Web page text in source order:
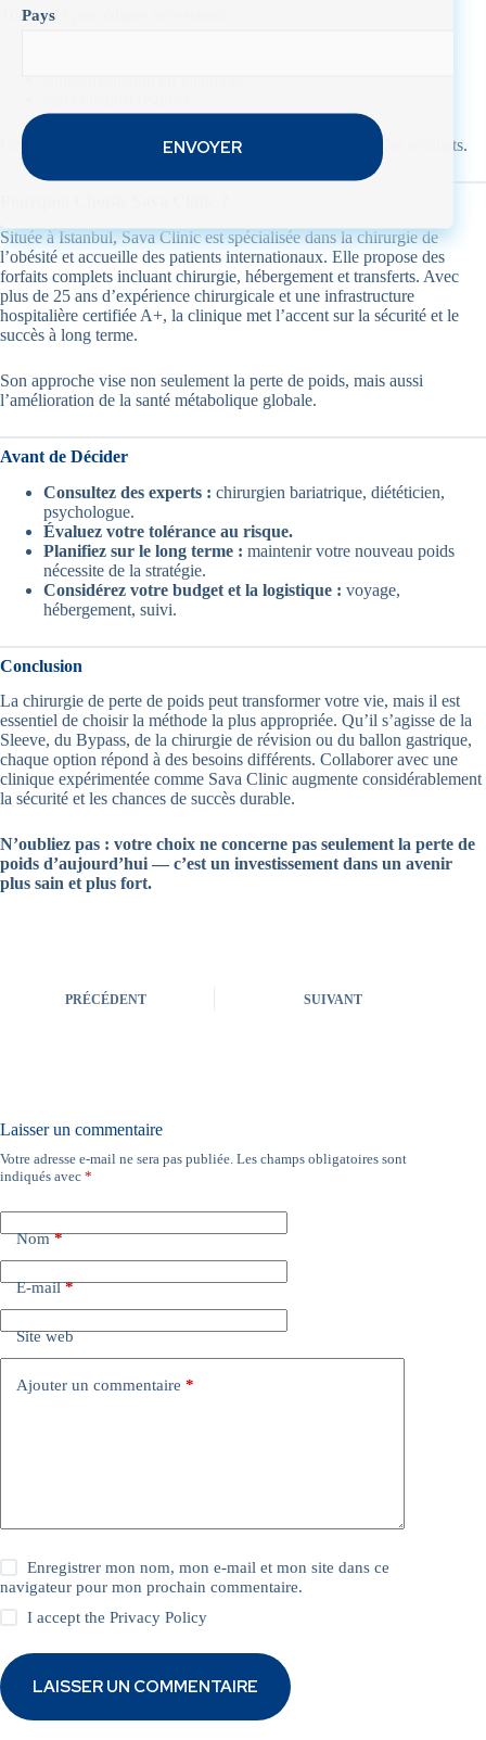
Pays
Toutes les procédures nécessitent :
Une clinique expérimentée réduit les risques et améliore les résultats.
Située à Istanbul, Sava Clinic est spécialisée dans la chirurgie de
l’obésité et accueille des patients internationaux. Elle propose des
forfaits complets incluant chirurgie, hébergement et transferts. Avec
plus de 25 ans d’expérience chirurgicale et une infrastructure
hospitalière certifiée A+, la clinique met l’accent sur la sécurité et le
succès à long terme.
Son approche vise non seulement la perte de poids, mais aussi
l’amélioration de la santé métabolique globale.
Avant de Décider
Consultez des experts : chirurgien bariatrique, diététicien,
psychologue.
Évaluez votre tolérance au risque.
Planifiez sur le long terme : maintenir votre nouveau poids
nécessite de la stratégie.
Considérez votre budget et la logistique : voyage,
hébergement, suivi.
Conclusion
La chirurgie de perte de poids peut transformer votre vie, mais il est
essentiel de choisir la méthode la plus appropriée. Qu’il s’agisse de la
Sleeve, du Bypass, de la chirurgie de révision ou du ballon gastrique,
chaque option répond à des besoins différents. Collaborer avec une
clinique expérimentée comme Sava Clinic augmente considérablement
la sécurité et les chances de succès durable.
N’oubliez pas : votre choix ne concerne pas seulement la perte de
poids d’aujourd’hui — c’est un investissement dans un avenir
plus sain et plus fort.
PRÉCÉDENT SUIVANT
Laisser un commentaire
Votre adresse e-mail ne sera pas publiée. Les champs obligatoires sont
indiqués avec *
Nom*
E-mail*
Site web
Ajouter un commentaire *
Enregistrer mon nom, mon e-mail et mon site dans ce
navigateur pour mon prochain commentaire.
I accept thePrivacy Policy
LAISSER UN COMMENTAIRE